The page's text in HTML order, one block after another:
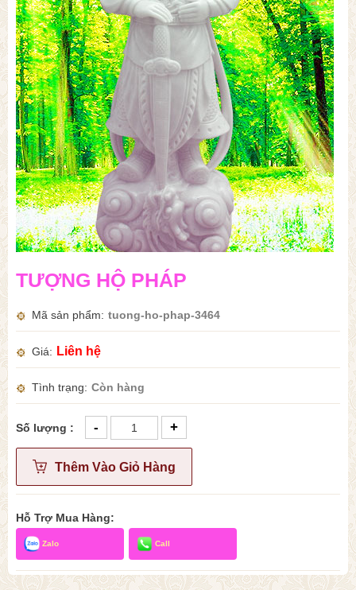
TƯỢNG HỘ PHÁP
Mã sản phẩm tuong-ho-phap-3464
Giá Liên hệ
Tình trạng Còn hàng
Số lượng : - +
Thêm Vào Giỏ Hàng
Hỗ Trợ Mua Hàng:
Zalo Call